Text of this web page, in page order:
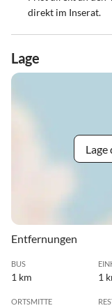
direkt im Inserat.
Lage
Entfernungen
BUS
1 km 1
ORTSMITTE